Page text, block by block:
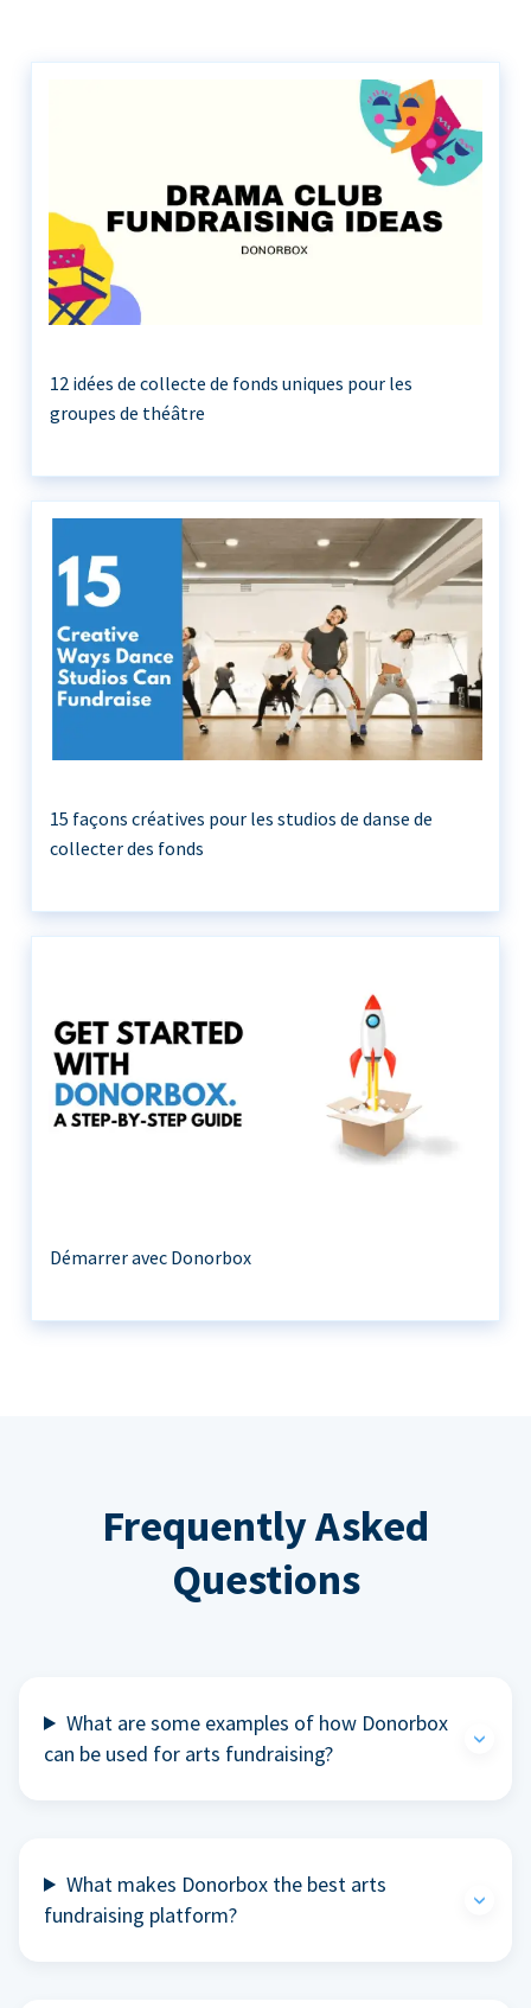
12 idées de collecte de fonds uniques pour les
groupes de théâtre
15 façons créatives pour les studios de danse de
collecter des fonds
Démarrer avec Donorbox
Frequently Asked
Questions
What are some examples of how Donorbox
can be used for arts fundraising?
What makes Donorbox the best arts
fundraising platform?